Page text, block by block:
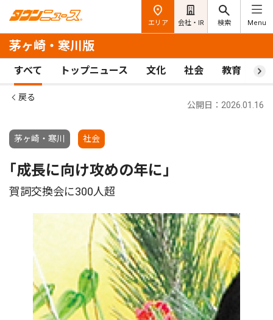
エリア 会社・IR 検索 Menu
茅ヶ崎・寒川版
すべて トップニュース 文化 社会 教育 ス
戻る
茅ヶ崎・寒川 社会
公開日：2026.01.16
｢成長に向け攻めの年に｣
賀詞交換会に300人超